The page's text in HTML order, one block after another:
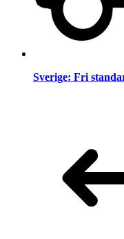
Sverige: Fri